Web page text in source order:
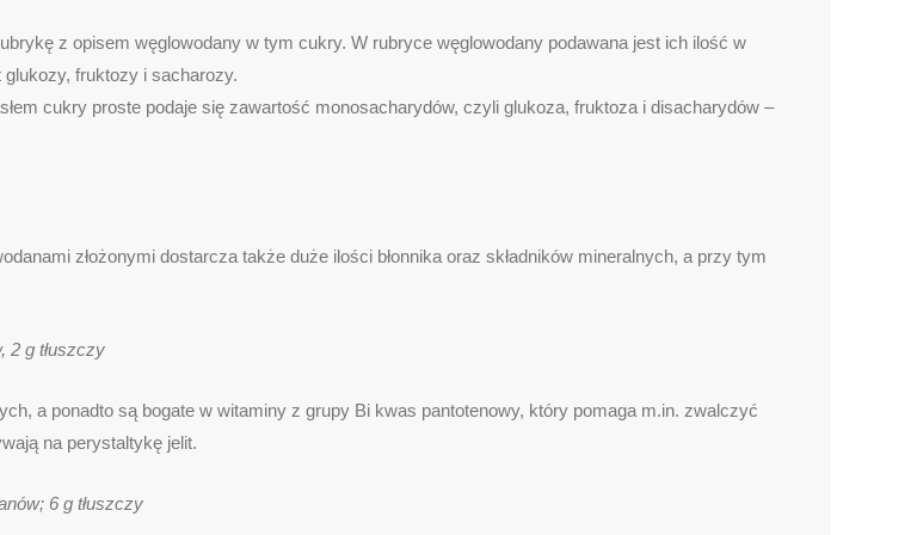
z opisem węglowodany w tym cukry. W rubryce węglowodany podawana jest ich ilość w
fruktozy i sacharozy.
cukry proste podaje się zawartość monosacharydów, czyli glukoza, fruktoza i disacharydów –
złożonymi dostarcza także duże ilości błonnika oraz składników mineralnych, a przy tym
2 g tłuszczy
a ponadto są bogate w witaminy z grupy Bi kwas pantotenowy, który pomaga m.in. zwalczyć
na perystaltykę jelit.
6 g tłuszczy